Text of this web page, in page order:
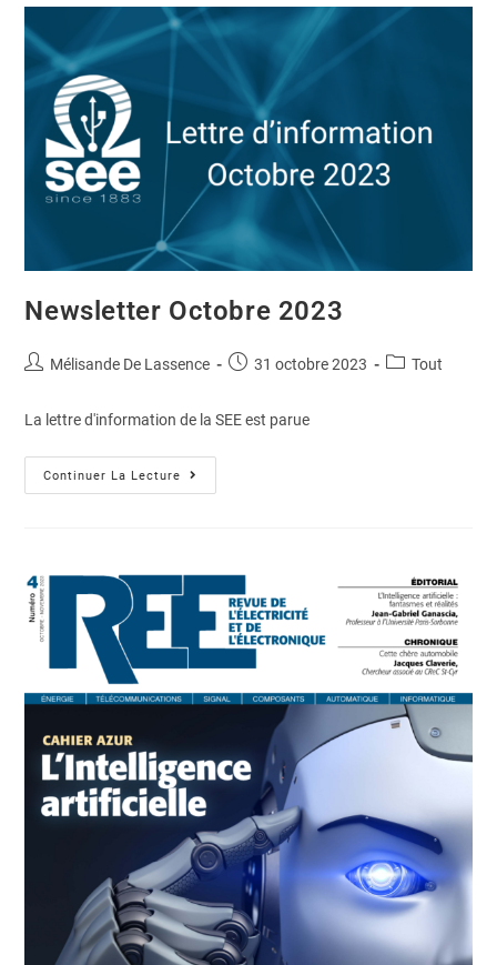
Newsletter Octobre 2023
Mélisande De Lassence 31 octobre 2023 Tout
La lettre d'information de la SEE est parue
Continuer La Lecture